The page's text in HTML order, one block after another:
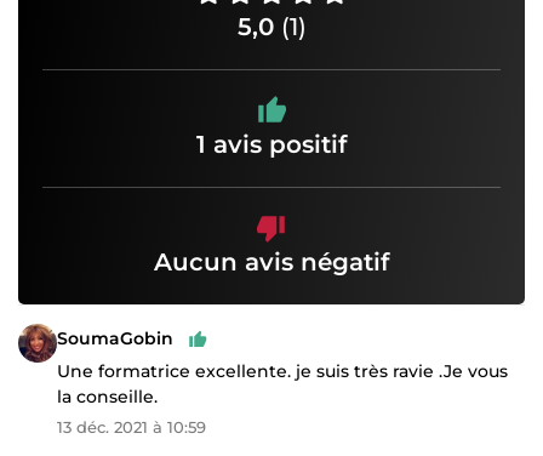
5,0 (1)
1 avis positif
Aucun avis négatif
SoumaGobin
Une formatrice excellente. je suis très ravie .Je vous
la conseille.
13 déc. 2021 à 10:59